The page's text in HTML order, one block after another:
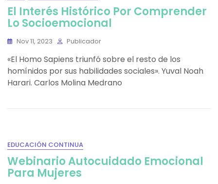
El Interés Histórico Por Comprender
Lo Socioemocional
Nov 11, 2023 Publicador
«El Homo Sapiens triunfó sobre el resto de los
homínidos por sus habilidades sociales». Yuval Noah
Harari. Carlos Molina Medrano
EDUCACIÓN CONTINUA
Webinario Autocuidado Emocional
Para Mujeres